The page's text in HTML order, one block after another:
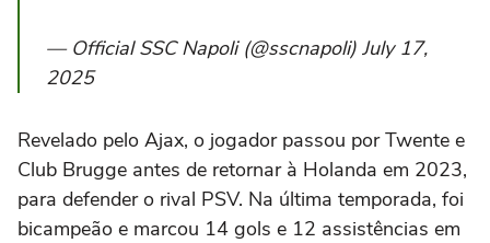
— Official SSC Napoli (@sscnapoli) July 17,
2025
Revelado pelo Ajax, o jogador passou por Twente e
Club Brugge antes de retornar à Holanda em 2023,
para defender o rival PSV. Na última temporada, foi
bicampeão e marcou 14 gols e 12 assistências em